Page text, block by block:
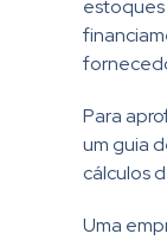
Para
um guia
cálculos
Uma